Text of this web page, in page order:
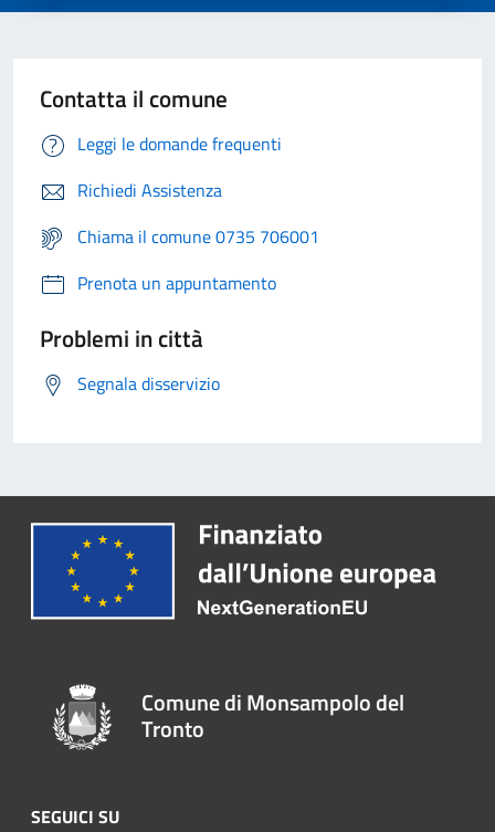
Contatta il comune
Leggi le domande frequenti
Richiedi Assistenza
Chiama il comune 0735 706001
Prenota un appuntamento
Problemi in città
Segnala disservizio
Comune di Monsampolo del
Tronto
SEGUICI SU